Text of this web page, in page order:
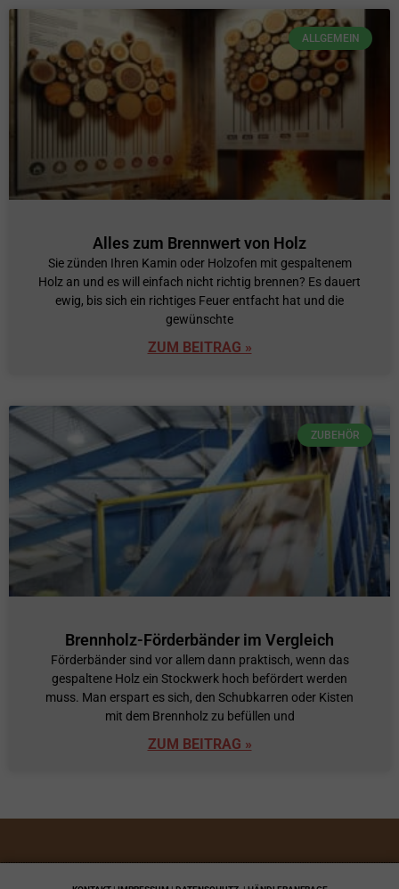
ALLGEMEIN
Alles zum Brennwert von Holz
Sie zünden Ihren Kamin oder Holzofen mit gespaltenem
Holz an und es will einfach nicht richtig brennen? Es dauert
ewig, bis sich ein richtiges Feuer entfacht hat und die
gewünschte
ZUM BEITRAG »
ZUBEHÖR
Brennholz-Förderbänder im Vergleich
Förderbänder sind vor allem dann praktisch, wenn das
gespaltene Holz ein Stockwerk hoch befördert werden
muss. Man erspart es sich, den Schubkarren oder Kisten
mit dem Brennholz zu befüllen und
ZUM BEITRAG »